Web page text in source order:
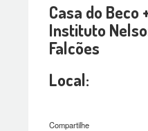
Casa do Beco
Instituto
Falcões
Local:
Compartilhe